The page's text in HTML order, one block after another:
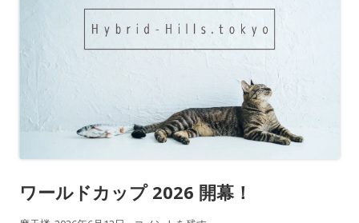
動
ワールドカップ 2026 開幕！